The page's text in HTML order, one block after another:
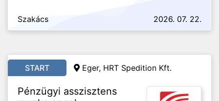
Szakács 2026. 07. 22.
START Eger, HRT Spedition Kft.
Pénzügyi asszisztens